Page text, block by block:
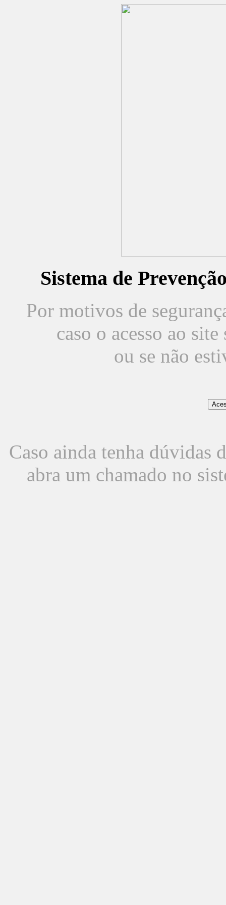
Sistema de
Por motivos de
caso o acesso ao
ou se não
Caso ainda tenha dúvidas
abra um chamado no